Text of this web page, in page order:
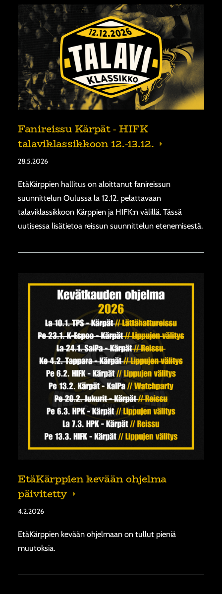
Fanireissu Kärpät - HIFK
talaviklassikkoon 12.-13.12.
28.5.2026
EtäKärppien hallitus on aloittanut fanireissun
suunnittelun Oulussa la 12.12. pelattavaan
talaviklassikkoon Kärppien ja HIFK:n välillä. Tässä
uutisessa lisätietoa reissun suunnittelun etenemisestä.
EtäKärppien kevään ohjelma
päivitetty
4.2.2026
EtäKärppien kevään ohjelmaan on tullut pieniä
muutoksia.